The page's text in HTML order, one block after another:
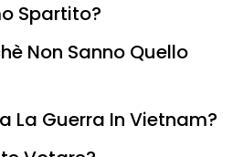
Spartito?
Non Sanno Quello
La Guerra In Vietnam?